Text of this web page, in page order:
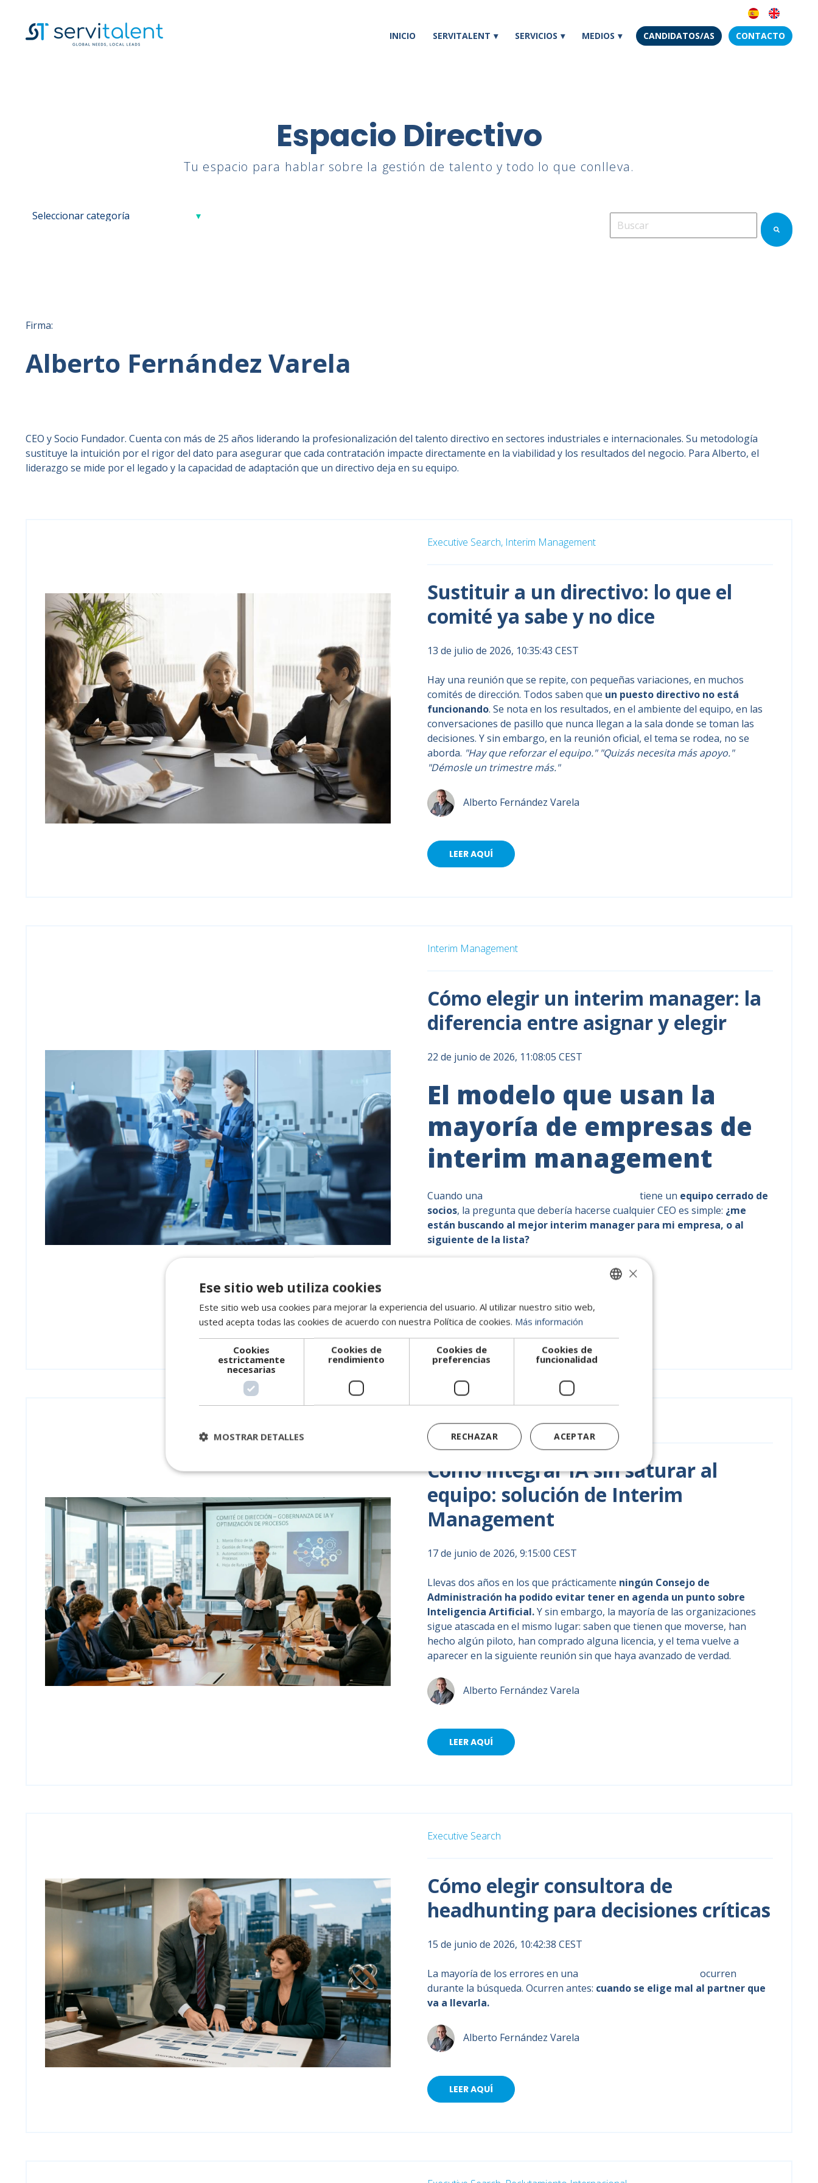
INICIO SERVITALENT SERVICIOS MEDIOS CANDIDATOS/AS CONTACTO
Espacio Directivo
Tu espacio para hablar sobre la gestión de talento y todo lo que conlleva.
Esto es un campo de búsqueda con una
Firma:
Alberto Fernández Varela
CEO y Socio Fundador. Cuenta con más de 25 años liderando la profesionalización del talento directivo en sectores industriales e internacionales. Su metodología
sustituye la intuición por el rigor del dato para asegurar que cada contratación impacte directamente en la viabilidad y los resultados del negocio. Para Alberto, el
liderazgo se mide por el legado y la capacidad de adaptación que un directivo deja en su equipo.
Executive Search, Interim Management
Sustituir a un directivo: lo que el
comité ya sabe y no dice
13 de julio de 2026, 10:35:43 CEST
Hay una reunión que se repite, con pequeñas variaciones, en muchos
comités de dirección. Todos saben que un puesto directivo no está
funcionando. Se nota en los resultados, en el ambiente del equipo, en las
conversaciones de pasillo que nunca llegan a la sala donde se toman las
decisiones. Y sin embargo, en la reunión oficial, el tema se rodea, no se
aborda. "Hay que reforzar el equipo." "Quizás necesita más apoyo."
"Démosle un trimestre más."
Alberto Fernández Varela
LEER AQUÍ
Interim Management
Cómo elegir un interim manager: la
diferencia entre asignar y elegir
22 de junio de 2026, 11:08:05 CEST
El modelo que usan la
mayoría de empresas de
interim management
Cuando una tiene un equipo cerrado de
socios, la pregunta que debería hacerse cualquier CEO es simple: ¿me
están buscando al mejor interim manager para mi empresa, o al
siguiente de la lista?
LEER AQUÍ
Interim Management
Cómo integrar IA sin saturar al
equipo: solución de Interim
Management
17 de junio de 2026, 9:15:00 CEST
Llevas dos años en los que prácticamente ningún Consejo de
Administración ha podido evitar tener en agenda un punto sobre
Inteligencia Artificial.Y sin embargo, la mayoría de las organizaciones
sigue atascada en el mismo lugar: saben que tienen que moverse, han
hecho algún piloto, han comprado alguna licencia, y el tema vuelve a
aparecer en la siguiente reunión sin que haya avanzado de verdad.
Alberto Fernández Varela
LEER AQUÍ
Executive Search
Cómo elegir consultora de
headhunting para decisiones críticas
15 de junio de 2026, 10:42:38 CEST
La mayoría de los errores en una
ocurren
durante la búsqueda. Ocurren antes: cuando se elige mal al partner que
va a llevarla.
Alberto Fernández Varela
LEER AQUÍ
SPANISH
PORTUGUESE
×
Ese sitio web utiliza cookies
Este sitio web usa cookies para mejorar la experiencia del usuario. Al utilizar nuestro sitio web,
usted acepta todas las cookies de acuerdo con nuestra Política de cookies. Más información
Cookies
estrictamente
necesarias
Cookies de
rendimiento
Cookies de
preferencias
Cookies de
funcionalidad
ACEPTAR
RECHAZAR
MOSTRAR DETALLES